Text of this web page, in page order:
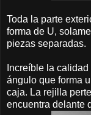
Toda la parte
forma de U,
piezas separadas.
Increíble la
ángulo que forma
caja. La rejilla
encuentra delante